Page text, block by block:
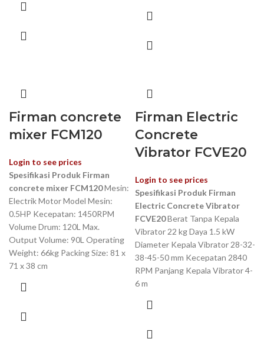
Firman concrete
mixer FCM120
Login to see prices
Spesifikasi Produk Firman
concrete mixer FCM120Mesin:
Electrik Motor Model Mesin:
0.5HP Kecepatan: 1450RPM
Volume Drum: 120L Max.
Output Volume: 90L Operating
Weight: 66kg Packing Size: 81 x
71 x 38 cm
Firman Electric
Concrete
Vibrator FCVE20
Login to see prices
Spesifikasi Produk Firman
Electric Concrete Vibrator
FCVE20Berat Tanpa Kepala
Vibrator 22 kg Daya 1.5 kW
Diameter Kepala Vibrator 28-32-
38-45-50 mm Kecepatan 2840
RPM Panjang Kepala Vibrator 4-
6 m